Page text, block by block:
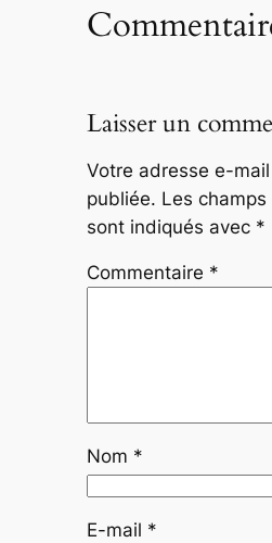
Laisser un
Votre adresse e-
publiée. Les
sont indiqués avec *
Commentaire *
Nom *
E-mail *